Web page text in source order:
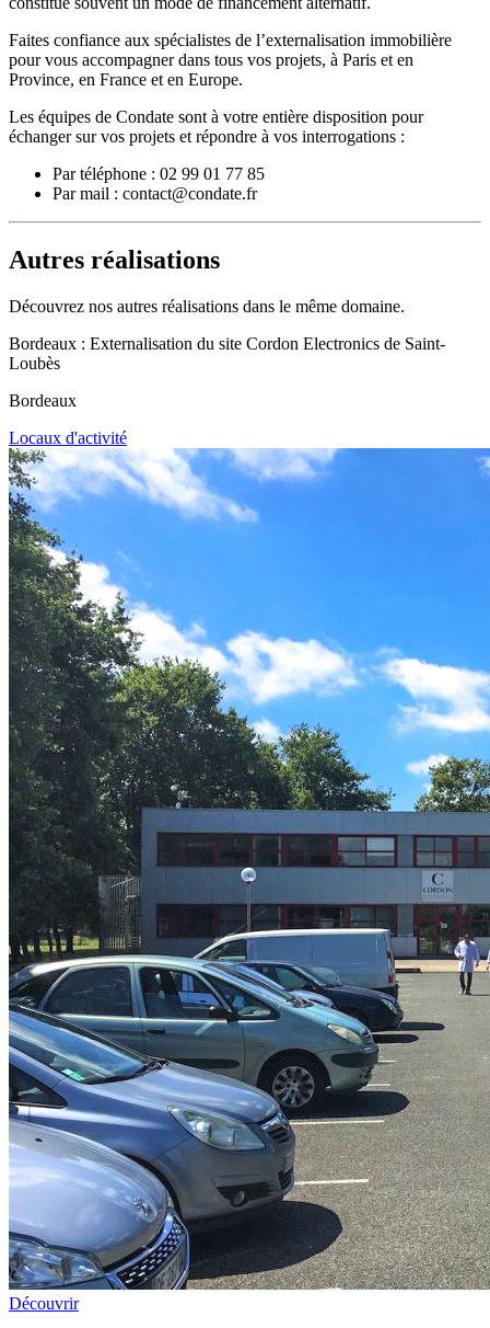
Faites confiance aux spécialistes de l’externalisation immobilière
pour vous accompagner dans tous vos projets, à Paris et en
Province, en France et en Europe.
Les équipes de Condate sont à votre entière disposition pour
échanger sur vos projets et répondre à vos interrogations :
Par téléphone : 02 99 01 77 85
Par mail : contact@condate.fr
Autres réalisations
Découvrez nos autres réalisations dans le même domaine.
Bordeaux : Externalisation du site Cordon Electronics de Saint-
Loubès
Bordeaux
Locaux d'activité
Découvrir